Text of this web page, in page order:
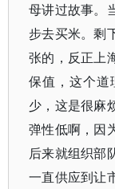
母讲过故事。
步去买米。剩
张的，反正上
保值，这个道
少，这是很麻
弹性低啊，因
后来就组织部
一直供应到让